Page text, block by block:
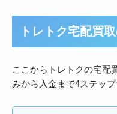
トレトク宅配買
ここからトレトクの宅配
みから入金まで4ステッ